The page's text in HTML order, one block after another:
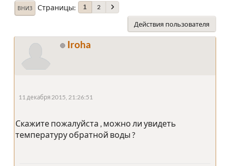
ВНИЗ Страницы 1 2
Действия пользователя
Iroha
11 декабря 2015, 21:26:51
Скажите пожалуйста , можно ли увидеть
температуру обратной воды ?